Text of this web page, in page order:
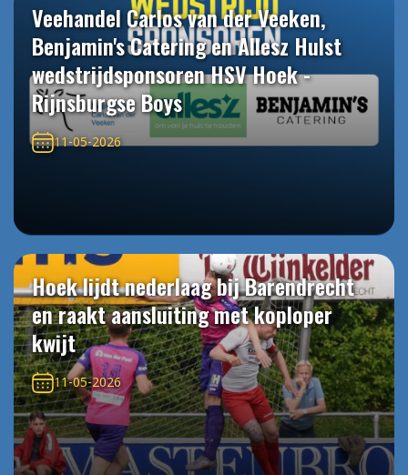
Veehandel Carlos van der Veeken,
Benjamin's Catering en Allesz Hulst
wedstrijdsponsoren HSV Hoek -
Rijnsburgse Boys
11-05-2026
Hoek lijdt nederlaag bij Barendrecht
en raakt aansluiting met koploper
kwijt
11-05-2026